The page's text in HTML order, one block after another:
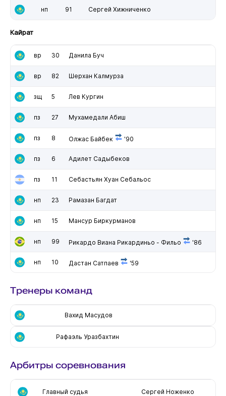
нп 91 Сергей Хижниченко
Кайрат
вр 30 Данила Буч
вр 82 Шерхан Калмурза
зщ 5 Лев Кургин
пз 27 Мухамедали Абиш
пз 8 Олжас Байбек '90
пз 6 Адилет Садыбеков
пз 11 Себастьян Хуан Себальос
нп 23 Рамазан Багдат
нп 15 Мансур Биркурманов
нп 99 Рикардо Виана Рикардиньо - Фильо '86
нп 10 Дастан Сатпаев '59
Тренеры команд
Вахид Масудов
Рафаэль Уразбахтин
Арбитры соревнования
Главный судья Сергей Ноженко